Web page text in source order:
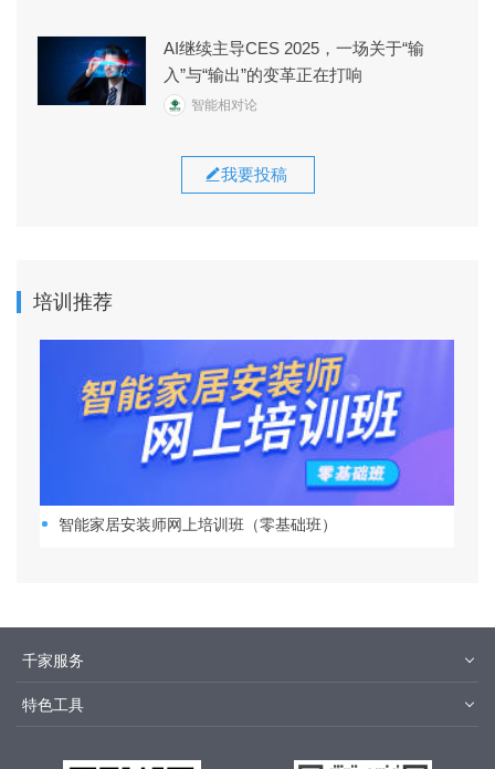
AI继续主导CES 2025，一场关于“输
入”与“输出”的变革正在打响
智能相对论
我要投稿
培训推荐
智能家居安装师网上培训班（零基础班）
千家服务
特色工具